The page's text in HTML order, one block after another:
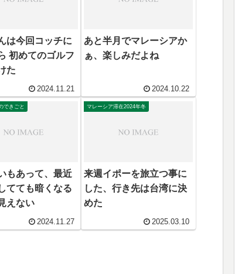
は今回コッチに
初めてのゴルフ
た
2024.11.21
あと半月でマレーシアか
ぁ、楽しみだよね
2024.10.22
できごと
もあって、最近
てても暗くなる
えない
2024.11.27
マレーシア滞在2024年冬
来週イポーを旅立つ事に
した、行き先は台湾に決
めた
2025.03.10